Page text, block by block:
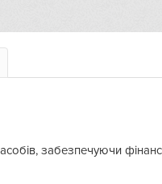
забезпечуючи